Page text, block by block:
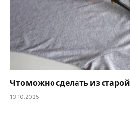
Что можно сделать из
13.10.2025